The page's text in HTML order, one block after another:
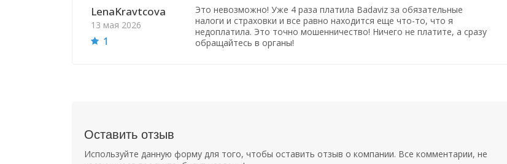
LenaKravtcova
13 мая 2026
1
Это невозможно! Уже 4 раза платила Badaviz за обязательные
налоги и страховки и все равно находится еще что-то, что я
недоплатила. Это точно мошенничество! Ничего не платите, а сразу
обращайтесь в органы!
Оставить отзыв
Используйте данную форму для того, чтобы оставить отзыв о компании. Все комментарии, не